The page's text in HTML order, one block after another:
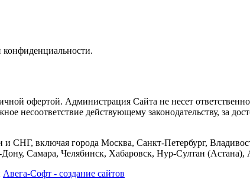
офертой. Администрация Сайта не несет
несоответствие действующему законодательству, за
СНГ, включая города Москва, Санкт-Петербург,
Самара, Челябинск, Хабаровск, Нур-Султан (Астана),
Авега-Софт - создание сайтов